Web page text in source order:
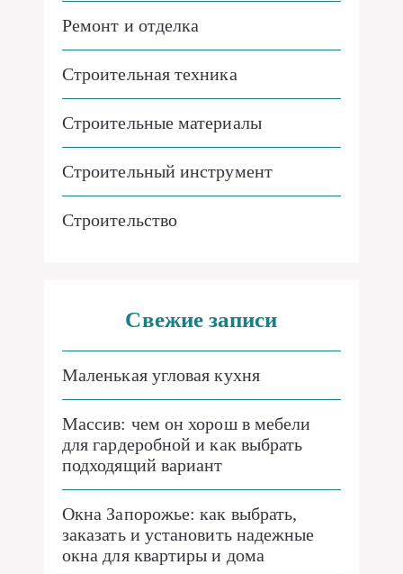
Ремонт и отделка
Строительная техника
Строительные материалы
Строительный инструмент
Строительство
Свежие записи
Маленькая угловая кухня
Массив: чем он хорош в мебели
для гардеробной и как выбрать
подходящий вариант
Окна Запорожье: как выбрать,
заказать и установить надежные
окна для квартиры и дома